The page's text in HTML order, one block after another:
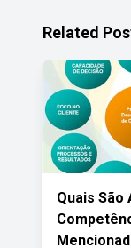
Related
Quais São